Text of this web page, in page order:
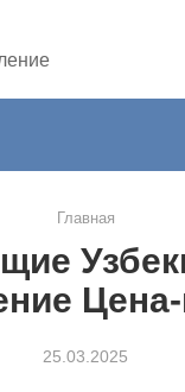
Главная
Цена-
25.03.2025